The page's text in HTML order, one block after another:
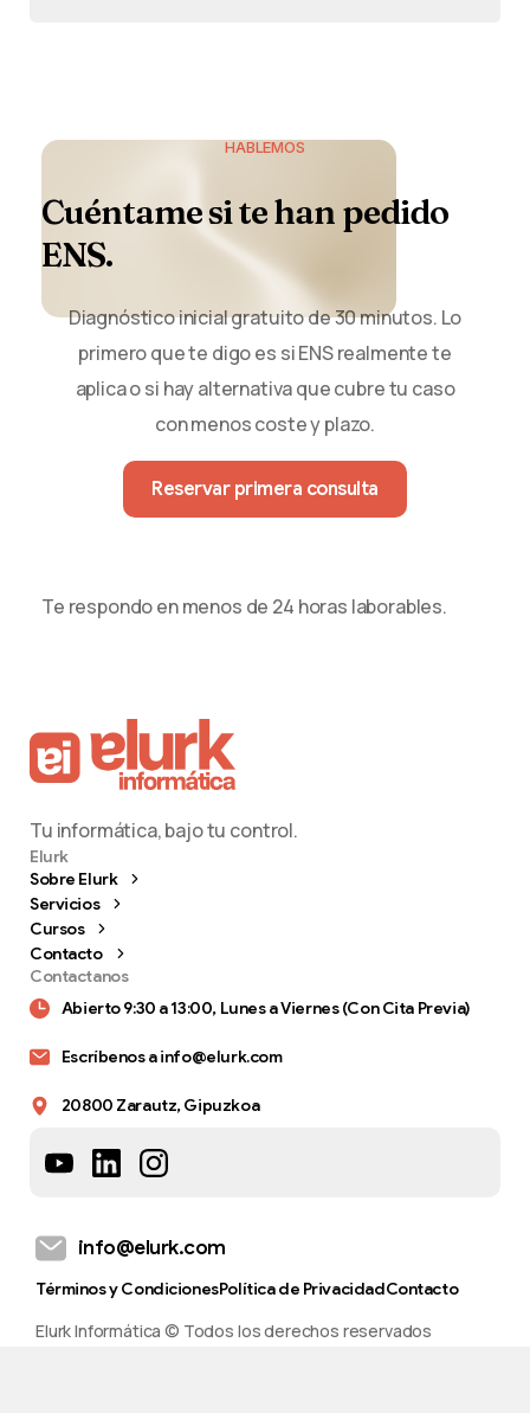
HABLEMOS
Cuéntamesitehan pedido
ENS.
Diagnóstico inicial gratuito de 30 minutos. Lo
primero que te digo es si ENS realmente te
aplica o si hay alternativa que cubre tu caso
con menos coste y plazo.
Reservar primera consulta
Te respondo en menos de 24 horas laborables.
Tu informática, bajo tu control.
Elurk
Sobre Elurk
Servicios
Cursos
Contacto
Contactanos
Abierto 9:30 a 13:00, Lunes a Viernes (Con Cita Previa)
Escríbenos a info@elurk.com
20800 Zarautz, Gipuzkoa
info@elurk.com
Términos y CondicionesPolítica de PrivacidadContacto
Elurk Informática © Todos los derechos reservados